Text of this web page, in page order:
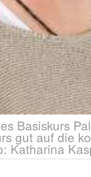
Basiskurs
gut auf die
Katharina